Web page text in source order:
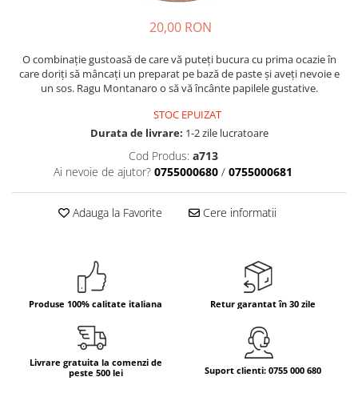
Sosuri de rosii si pasta de tomate
Sosuri paste
Blaturi de pizza
Mezeluri italiene
Dulciuri italiene
Biscuiti italieni
Bomboane italiene
Ciocolata italiana
Snacksuri italiene
Cafea italiana
Bauturi italiene
Bere italiana
Solutii curatat suprafete baie
Igiena casei
Solutie curatat geamuri
Degresant universal
Parfum, odorizant camera
Detergenti pardoseli
Solutii anti insecte
Geluri de dus pentru Barbati si
Sapun Lichid sau Solid
Antibacterian Pentru Fata sau
Maini
Servetele umede, nazale
Produse Igiena Dentara
Pasta de dinti
Apa de Gura
Geluri intime
20,00 RON
O combinaţie gustoasă de care vă puteţi bucura cu prima ocazie în
care doriţi să mâncaţi un preparat pe bază de paste şi aveţi nevoie e
un sos. Ragu Montanaro o să vă încânte papilele gustative.
STOC EPUIZAT
Durata de livrare: 1-2 zile lucratoare
Cod Produs: a713
Ai nevoie de ajutor? 0755000680 / 0755000681
Adauga la Favorite Cere informatii
Produse 100% calitate italiana Retur garantat în 30 zile
Livrare gratuita la comenzi de
peste 500 lei
Suport clienti: 0755 000 680